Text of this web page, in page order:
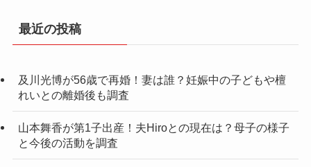
最近の投稿
及川光博が56歳で再婚！妻は誰？妊娠中の子どもや檀
れいとの離婚後も調査
山本舞香が第1子出産！夫Hiroとの現在は？母子の様子
と今後の活動を調査